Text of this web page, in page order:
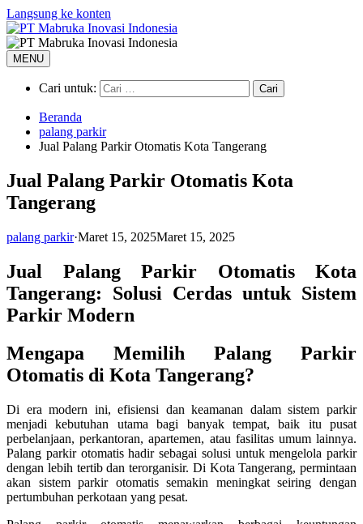
Langsung ke konten
MENU
Cari untuk:
Beranda
palang parkir
Jual Palang Parkir Otomatis Kota Tangerang
Jual Palang Parkir Otomatis Kota
Tangerang
palang parkir·Maret 15, 2025Maret 15, 2025
Jual Palang Parkir Otomatis Kota
Tangerang: Solusi Cerdas untuk Sistem
Parkir Modern
Mengapa Memilih Palang Parkir
Otomatis di Kota Tangerang?
Di era modern ini, efisiensi dan keamanan dalam sistem parkir
menjadi kebutuhan utama bagi banyak tempat, baik itu pusat
perbelanjaan, perkantoran, apartemen, atau fasilitas umum lainnya.
Palang parkir otomatis hadir sebagai solusi untuk mengelola parkir
dengan lebih tertib dan terorganisir. Di Kota Tangerang, permintaan
akan sistem parkir otomatis semakin meningkat seiring dengan
pertumbuhan perkotaan yang pesat.